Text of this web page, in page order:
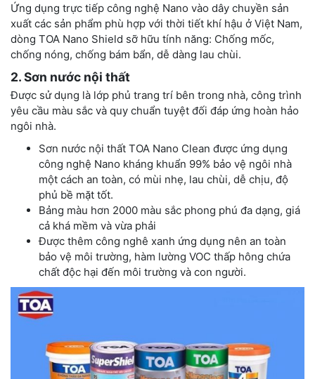
Ứng dụng trực tiếp công nghệ Nano vào dây chuyền sản
xuất các sản phẩm phù hợp với thời tiết khí hậu ở Việt Nam,
dòng TOA Nano Shield sỡ hữu tính năng: Chống mốc,
chống nóng, chống bám bẩn, dễ dàng lau chùi.
2. Sơn nước nội thất
Được sử dụng là lớp phủ trang trí bên trong nhà, công trình
yêu cầu màu sắc và quy chuẩn tuyệt đối đáp ứng hoàn hảo
ngôi nhà.
Sơn nước nội thất TOA Nano Clean được ứng dụng
công nghệ Nano kháng khuẩn 99% bảo vệ ngôi nhà
một cách an toàn, có mùi nhẹ, lau chùi, dễ chịu, độ
phủ bề mặt tốt.
Bảng màu hơn 2000 màu sắc phong phú đa dạng, giá
cả khá mềm và vừa phải
Được thêm công nghê xanh ứng dụng nên an toàn
bảo vệ môi trường, hàm lường VOC thấp hông chứa
chất độc hại đến môi trường và con người.